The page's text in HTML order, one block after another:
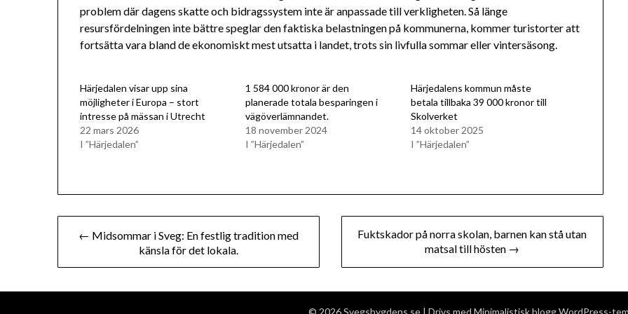
problem där dagens skatte och bidragssystem inte är anpassade till verkligheten. Så länge
resursfördelningen inte bättre speglar den faktiska belastningen på kommunerna, kommer turistorter att
fortsätta vara bland de ekonomiskt mest utsatta i landet, trots sin livfulla sommar eller vintersäsong.
Härjedalen visar upp sina
möjligheter i Europa – stort
intresse på mässan i Utrecht
22 mars 2026
I ”Härjedalen”
1 584 000 kronor är den
planerade totala besparingen i
vägöverlämnandet.
18 november 2024
I ”Härjedalen”
Härjedalens kommun måste
betala tillbaka 39 000 kronor till
Skolverket
14 oktober 2025
I ”Härjedalen”
Inläggsnavigering
← Midsommar i Sveg: En festlig tradition med
känsla för det lokala.
Fuktskador på norra skolan, barnen kan stå utan
matsal till hösten →
© 2026 Svegsbygdens.se | Drivs med Minimalistisk bloggWordPress-